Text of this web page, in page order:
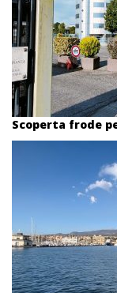
Scoperta frode